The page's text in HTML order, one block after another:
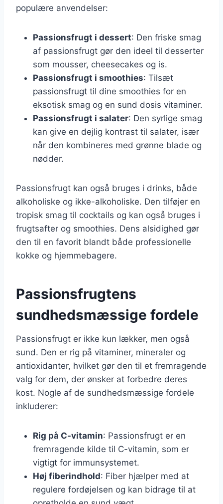
populære anvendelser:
Passionsfrugt i dessert: Den friske smag
af passionsfrugt gør den ideel til desserter
som mousser, cheesecakes og is.
Passionsfrugt i smoothies: Tilsæt
passionsfrugt til dine smoothies for en
eksotisk smag og en sund dosis vitaminer.
Passionsfrugt i salater: Den syrlige smag
kan give en dejlig kontrast til salater, især
når den kombineres med grønne blade og
nødder.
Passionsfrugt kan også bruges i drinks, både
alkoholiske og ikke-alkoholiske. Den tilføjer en
tropisk smag til cocktails og kan også bruges i
frugtsafter og smoothies. Dens alsidighed gør
den til en favorit blandt både professionelle
kokke og hjemmebagere.
Passionsfrugtens
sundhedsmæssige fordele
Passionsfrugt er ikke kun lækker, men også
sund. Den er rig på vitaminer, mineraler og
antioxidanter, hvilket gør den til et fremragende
valg for dem, der ønsker at forbedre deres
kost. Nogle af de sundhedsmæssige fordele
inkluderer:
Rig på C-vitamin: Passionsfrugt er en
fremragende kilde til C-vitamin, som er
vigtigt for immunsystemet.
Høj fiberindhold: Fiber hjælper med at
regulere fordøjelsen og kan bidrage til at